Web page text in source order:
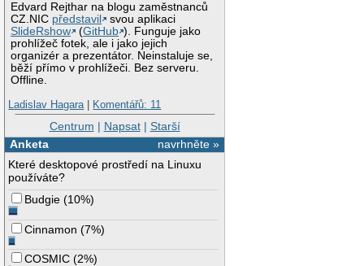
Edvard Rejthar na blogu zaměstnanců
CZ.NIC představil
svou aplikaci
SlideRshow
(GitHub ). Funguje jako
prohlížeč fotek, ale i jako jejich
organizér a prezentátor. Neinstaluje se,
běží přímo v prohlížeči. Bez serveru.
Offline.
Ladislav Hagara| Komentářů: 11
Centrum | Napsat| Starší
navrhněte »
Anketa
Které desktopové prostředí na Linuxu
používáte?
Budgie (10%)
Cinnamon (7%)
COSMIC (2%)